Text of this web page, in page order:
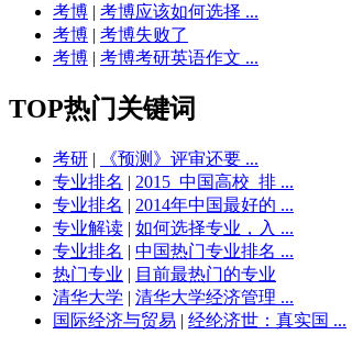
考博 | 考博应该如何选择 ...
考博 | 考博失败了
考博 | 考博考研英语作文 ...
TOP热门关键词
考研 |
《预测》评审还要 ...
专业排名 | 2015_中国高校_排 ...
专业排名 | 2014年中国最好的 ...
专业解读 | 如何选择专业，入 ...
专业排名 | 中国热门专业排名 ...
热门专业 | 目前最热门的专业
清华大学 | 清华大学经济管理 ...
国际经济与贸易 | 经纶济世：真实国 ...